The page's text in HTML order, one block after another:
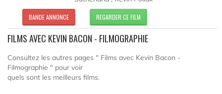
BANDE ANNONCE REGARDER CE FILM
FILMS AVEC KEVIN BACON - FILMOGRAPHIE
Consultez les autres pages " Films avec Kevin Bacon -
Filmographie " pour voir
quels sont les meilleurs films.